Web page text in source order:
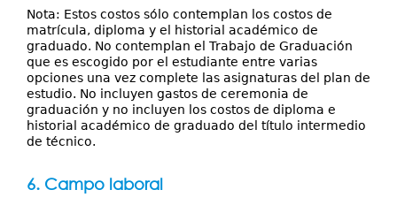
Nota: Estos costos sólo contemplan los costos de
matrícula, diploma y el historial académico de
graduado. No contemplan el Trabajo de Graduación
que es escogido por el estudiante entre varias
opciones una vez complete las asignaturas del plan de
estudio. No incluyen gastos de ceremonia de
graduación y no incluyen los costos de diploma e
historial académico de graduado del título intermedio
de técnico.
6. Campo laboral